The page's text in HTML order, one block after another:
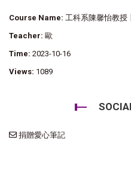
Course Name: 工科系陳馨怡教授
Teacher: 歐
Time: 2023-10-16
Views: 1089
捐贈愛心筆記